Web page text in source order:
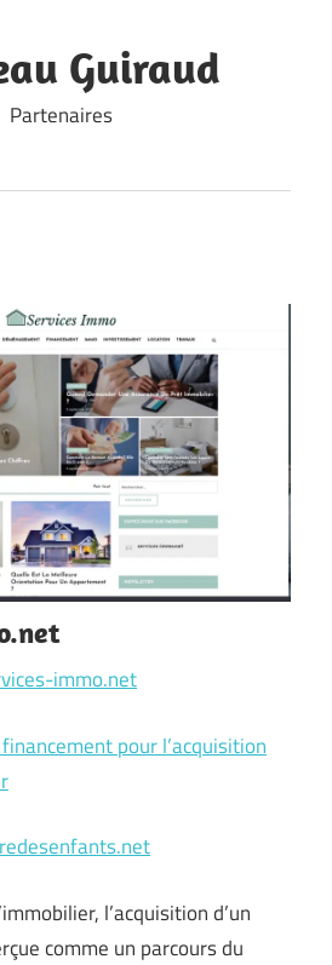
Guiraud
Partenaires
immo.net
pour l’acquisition
l’acquisition d’un
comme un parcours du